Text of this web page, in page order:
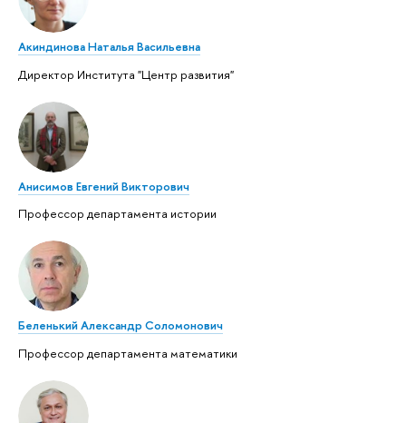
Акиндинова Наталья Васильевна
Директор Института "Центр развития"
Анисимов Евгений Викторович
Профессор департамента истории
Беленький Александр Соломонович
Профессор департамента математики